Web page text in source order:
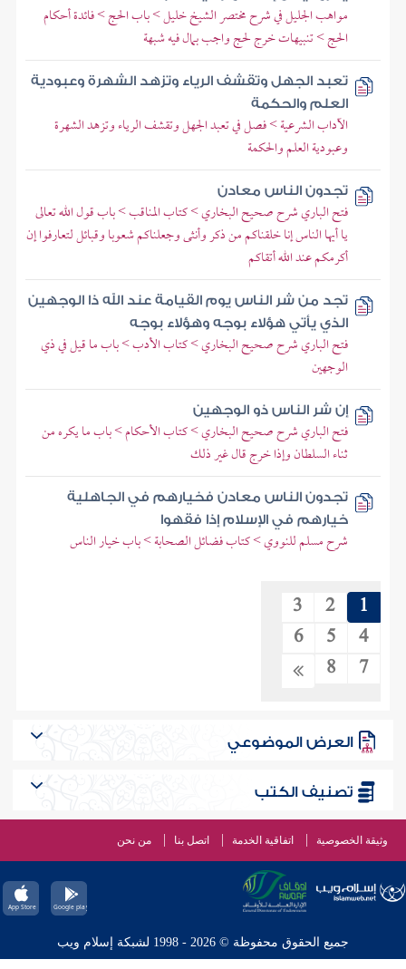
مواهب الجليل في شرح مختصر الشيخ خليل > باب الحج > فائدة أحكام
الحج > تنبيهات خرج لحج واجب بمال فيه شبهة
تعبد الجهل وتقشف الرياء وتزهد الشهرة وعبودية
العلم والحكمة
الآداب الشرعية > فصل في تعبد الجهل وتقشف الرياء وتزهد الشهرة
وعبودية العلم والحكمة
تجدون الناس معادن
فتح الباري شرح صحيح البخاري > كتاب المناقب > باب قول الله تعالى
يا أيها الناس إنا خلقناكم من ذكر وأنثى وجعلناكم شعوبا وقبائل لتعارفوا إن
أكرمكم عند الله أتقاكم
تجد من شر الناس يوم القيامة عند الله ذا الوجهين
الذي يأتي هؤلاء بوجه وهؤلاء بوجه
فتح الباري شرح صحيح البخاري > كتاب الأدب > باب ما قيل في ذي
الوجهين
إن شر الناس ذو الوجهين
فتح الباري شرح صحيح البخاري > كتاب الأحكام > باب ما يكره من
ثناء السلطان وإذا خرج قال غير ذلك
تجدون الناس معادن فخيارهم في الجاهلية
خيارهم في الإسلام إذا فقهوا
شرح مسلم للنووي > كتاب فضائل الصحابة > باب خيار الناس
1
2
3
4
5
6
7
8
العرض الموضوعي
تصنيف الكتب
وثيقة الخصوصية اتفاقية الخدمة اتصل بنا من نحن
جميع الحقوق محفوظة © 2026 - 1998 لشبكة إسلام ويب